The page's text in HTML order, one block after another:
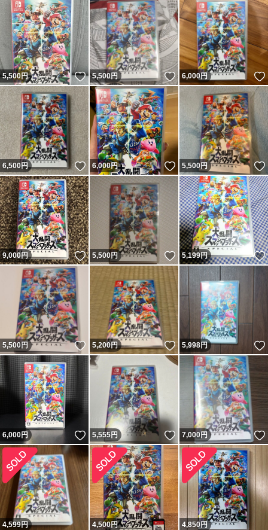
5,500円 いいね！
5,500円 いいね！
6,000円
6,500円 いいね！
6,000円 いいね！
5,500円
9,000円 いいね！
5,500円 いいね！
5,199円
5,500円 いいね！
5,200円 いいね！
5,998円
6,000円 いいね！
5,555円 いいね！
7,000円
4,599円 4,500円 4,850円